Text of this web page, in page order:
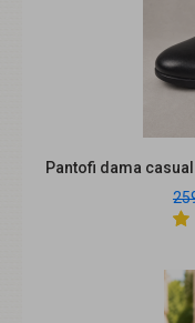
Sunt lucrati din
Garantie
Pantofi dama